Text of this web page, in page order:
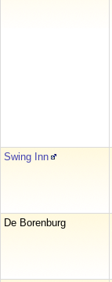
Swing Inn
De Borenburg